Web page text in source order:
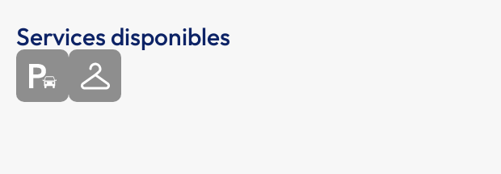
Services disponibles